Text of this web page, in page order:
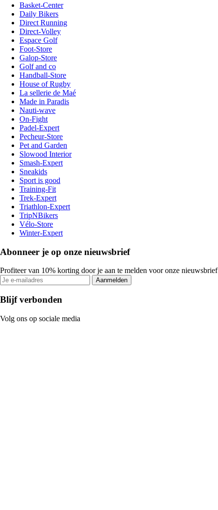
Basket-Center
Daily Bikers
Direct Running
Direct-Volley
Espace Golf
Foot-Store
Galop-Store
Golf and co
Handball-Store
House of Rugby
La sellerie de Maé
Made in Paradis
Nauti-wave
On-Fight
Padel-Expert
Pecheur-Store
Pet and Garden
Slowood Interior
Smash-Expert
Sneakids
Sport is good
Training-Fit
Trek-Expert
Triathlon-Expert
TripNBikers
Vélo-Store
Winter-Expert
Abonneer je op onze nieuwsbrief
Profiteer van 10% korting door je aan te melden voor onze nieuwsbrief
Aanmelden
Blijf verbonden
Volg ons op sociale media